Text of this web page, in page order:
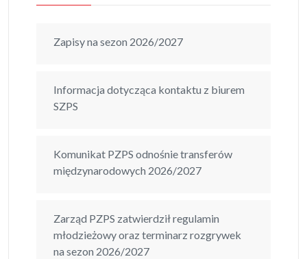
Zapisy na sezon 2026/2027
Informacja dotycząca kontaktu z biurem
SZPS
Komunikat PZPS odnośnie transferów
międzynarodowych 2026/2027
Zarząd PZPS zatwierdził regulamin
młodzieżowy oraz terminarz rozgrywek
na sezon 2026/2027